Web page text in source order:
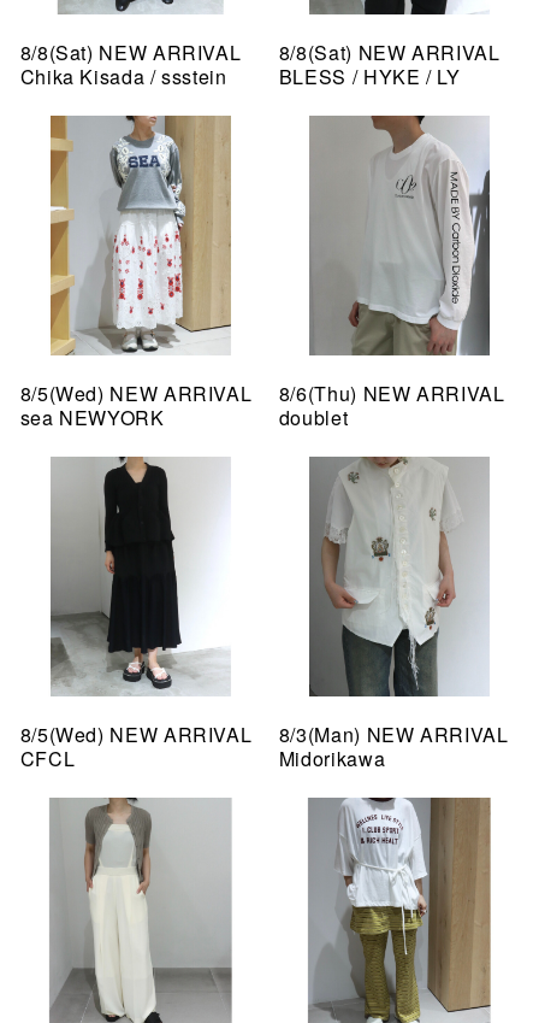
8/8(Sat) NEW ARRIVAL
Chika Kisada / ssstein
8/8(Sat) NEW ARRIVAL
BLESS / HYKE / LY
8/5(Wed) NEW ARRIVAL
sea NEWYORK
8/6(Thu) NEW ARRIVAL
doublet
8/5(Wed) NEW ARRIVAL
CFCL
8/3(Man) NEW ARRIVAL
Midorikawa